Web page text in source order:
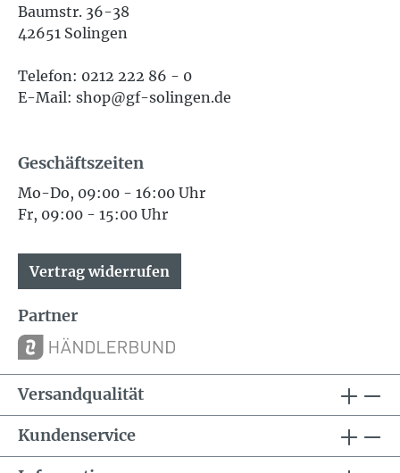
Baumstr. 36-38
42651 Solingen
Telefon: 0212 222 86 - 0
E-Mail: shop@gf-solingen.de
Geschäftszeiten
Mo-Do, 09:00 - 16:00 Uhr
Fr, 09:00 - 15:00 Uhr
Vertrag widerrufen
Partner
Versandqualität
Kundenservice